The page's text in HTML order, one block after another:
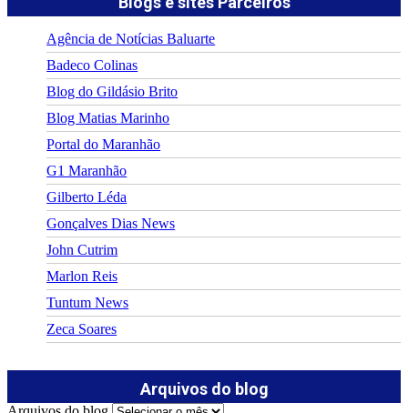
Agência de Notícias Baluarte
Badeco Colinas
Blog do Gildásio Brito
Blog Matias Marinho
Portal do Maranhão
G1 Maranhão
Gilberto Léda
Gonçalves Dias News
John Cutrim
Marlon Reis
Tuntum News
Zeca Soares
Arquivos do blog